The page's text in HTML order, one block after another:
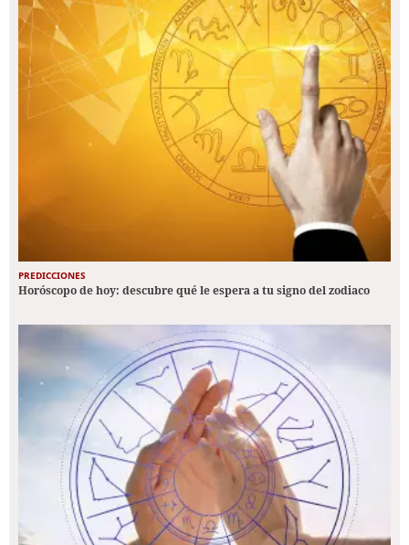
PREDICCIONES
Horóscopo de hoy: descubre qué le espera a tu signo del zodiaco